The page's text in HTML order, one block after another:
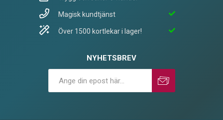
Magisk kundtjänst
Över 1500 kortlekar i lager!
NYHETSBREV